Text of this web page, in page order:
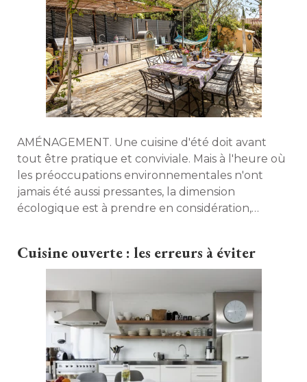
AMÉNAGEMENT. Une cuisine d'été doit avant
tout être pratique et conviviale. Mais à l'heure où
les préoccupations environnementales n'ont
jamais été aussi pressantes, la dimension
écologique est à prendre en considération,
conseils pour concevoir un espace à la fois
Cuisine ouverte : les erreurs à éviter